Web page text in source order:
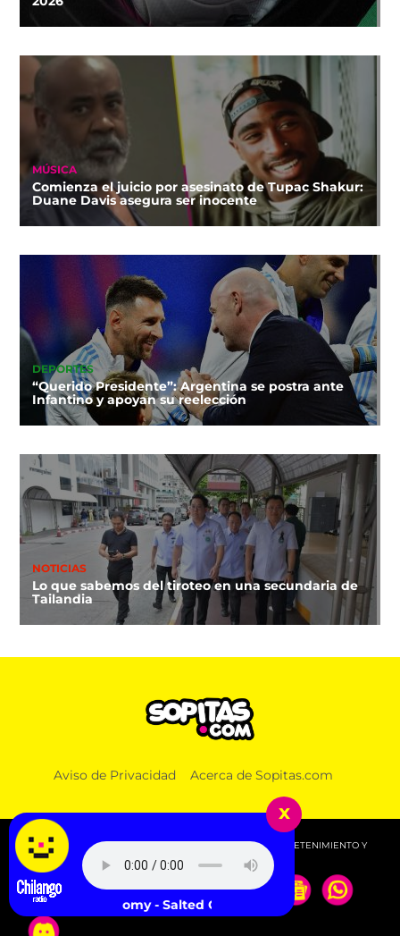
MÚSICA
Comienza el juicio por asesinato de Tupac Shakur:
Duane Davis asegura ser inocente
DEPORTES
“Querido Presidente”: Argentina se postra ante
Infantino y apoyan su reelección
NOTICIAS
Lo que sabemos del tiroteo en una secundaria de
Tailandia
Aviso de Privacidad Acerca de Sopitas.com
© 2026 SOPITAS.COM - MÚSICA, NOTICIAS, DEPORTES, ENTRETENIMIENTO Y
MÁS!.
x
Metronomy - Salted Caramel Ice Cream